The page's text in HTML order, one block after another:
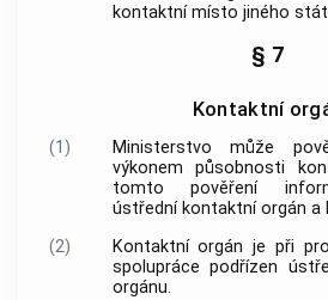
kontaktní místo jiného
§ 7
Kontaktní
(1)
Ministerstvo může
výkonem působnosti
tomto pověření
ústřední kontaktní orgán a
(2)
Kontaktní orgán je při
spolupráce podřízen
orgánu.